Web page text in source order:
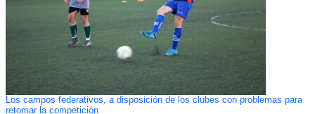
Los campos federativos, a disposición de los clubes con problemas para
retomar la competición